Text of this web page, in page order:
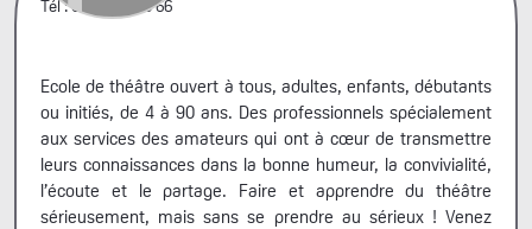
Tél : 06 44 66 99 66
Ecole de théâtre ouvert à tous, adultes, enfants, débutants
ou initiés, de 4 à 90 ans. Des professionnels spécialement
aux services des amateurs qui ont à cœur de transmettre
leurs connaissances dans la bonne humeur, la convivialité,
l’écoute et le partage. Faire et apprendre du théâtre
sérieusement, mais sans se prendre au sérieux ! Venez